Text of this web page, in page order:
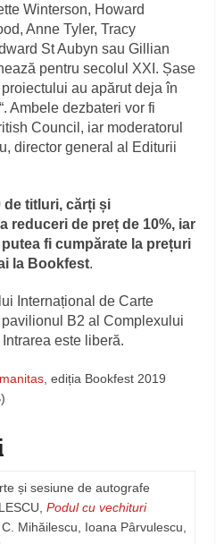
Winterson, Howard
Anne Tyler, Tracy
St Aubyn sau Gillian
pentru secolul XXI. Șase
au apărut deja în
Ambele dezbateri vor fi
Council, iar moderatorul
director general al Editurii
de titluri, cărți și
reduceri de preț de 10%, iar
fi cumpărate la prețuri
la Bookfest.
Internațional de Carte
B2 al Complexului
este liberă.
, ediția Bookfest 2019
și sesiune de autografe
Podul cu vechituri
Mihăilescu, Ioana Pârvulescu,